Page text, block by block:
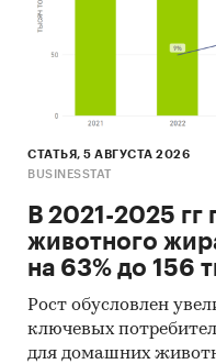
СТАТЬЯ, 5 АВГУСТА 2026
BUSINESSTAT
В 2021-2025
животного
на 63% до 156
Рост обусловлен
ключевых
для домашних